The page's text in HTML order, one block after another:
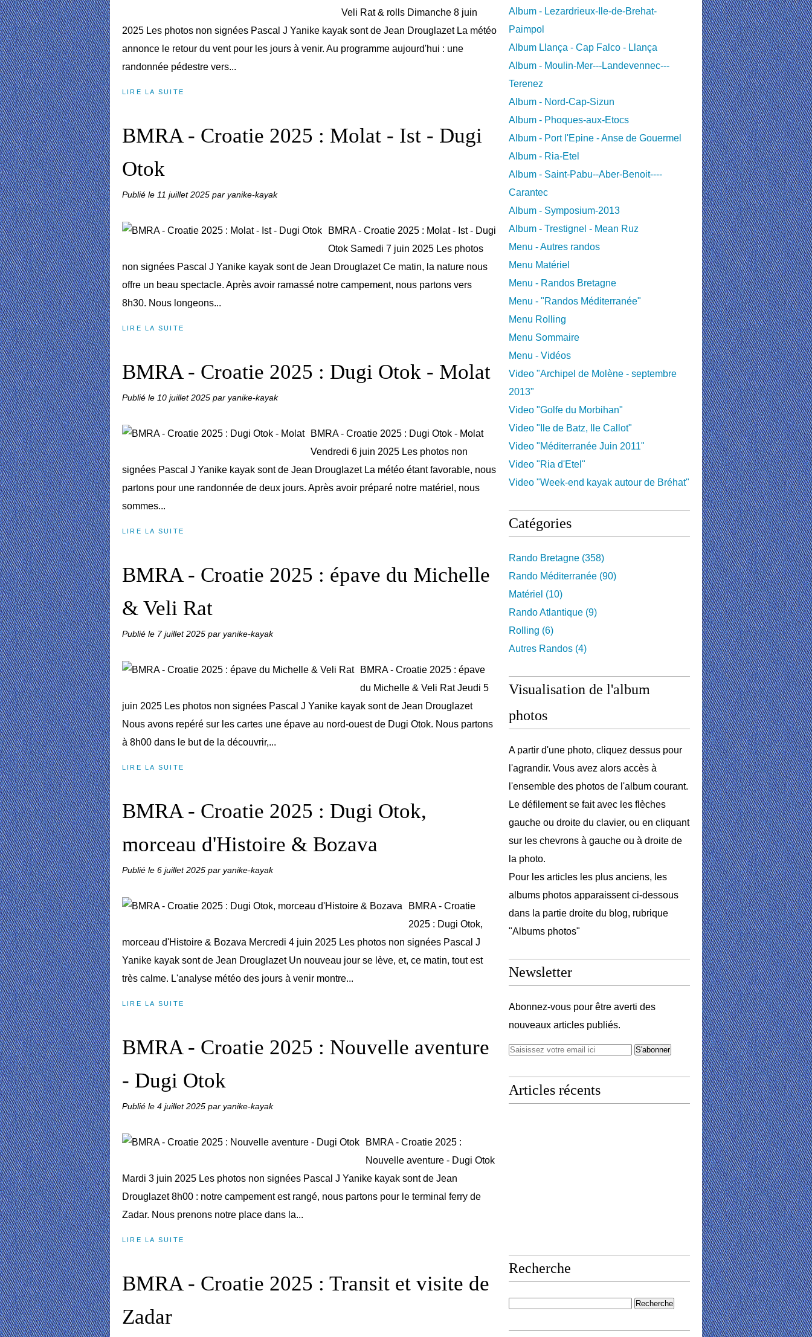
Veli Rat & rolls Dimanche 8 juin
2025 Les photos non signées Pascal J Yanike kayak sont de Jean Drouglazet La météo
annonce le retour du vent pour les jours à venir. Au programme aujourd'hui : une
randonnée pédestre vers...
LIRE LA SUITE
BMRA - Croatie 2025 : Molat - Ist - Dugi
Otok
Publié le 11 juillet 2025 par yanike-kayak
BMRA - Croatie 2025 : Molat - Ist - Dugi
Otok Samedi 7 juin 2025 Les photos
non signées Pascal J Yanike kayak sont de Jean Drouglazet Ce matin, la nature nous
offre un beau spectacle. Après avoir ramassé notre campement, nous partons vers
8h30. Nous longeons...
LIRE LA SUITE
BMRA - Croatie 2025 : Dugi Otok - Molat
Publié le 10 juillet 2025 par yanike-kayak
BMRA - Croatie 2025 : Dugi Otok - Molat
Vendredi 6 juin 2025 Les photos non
signées Pascal J Yanike kayak sont de Jean Drouglazet La météo étant favorable, nous
partons pour une randonnée de deux jours. Après avoir préparé notre matériel, nous
sommes...
LIRE LA SUITE
BMRA - Croatie 2025 : épave du Michelle
& Veli Rat
Publié le 7 juillet 2025 par yanike-kayak
BMRA - Croatie 2025 : épave
du Michelle & Veli Rat Jeudi 5
juin 2025 Les photos non signées Pascal J Yanike kayak sont de Jean Drouglazet
Nous avons repéré sur les cartes une épave au nord-ouest de Dugi Otok. Nous partons
à 8h00 dans le but de la découvrir,...
LIRE LA SUITE
BMRA - Croatie 2025 : Dugi Otok,
morceau d'Histoire & Bozava
Publié le 6 juillet 2025 par yanike-kayak
BMRA - Croatie
2025 : Dugi Otok,
morceau d'Histoire & Bozava Mercredi 4 juin 2025 Les photos non signées Pascal J
Yanike kayak sont de Jean Drouglazet Un nouveau jour se lève, et, ce matin, tout est
très calme. L'analyse météo des jours à venir montre...
LIRE LA SUITE
BMRA - Croatie 2025 : Nouvelle aventure
- Dugi Otok
Publié le 4 juillet 2025 par yanike-kayak
BMRA - Croatie 2025 :
Nouvelle aventure - Dugi Otok
Mardi 3 juin 2025 Les photos non signées Pascal J Yanike kayak sont de Jean
Drouglazet 8h00 : notre campement est rangé, nous partons pour le terminal ferry de
Zadar. Nous prenons notre place dans la...
LIRE LA SUITE
BMRA - Croatie 2025 : Transit et visite de
Zadar
Album - Lezardrieux-Ile-de-Brehat-
Paimpol
Album Llança - Cap Falco - Llança
Album - Moulin-Mer---Landevennec---
Terenez
Album - Nord-Cap-Sizun
Album - Phoques-aux-Etocs
Album - Port l'Epine - Anse de Gouermel
Album - Ria-Etel
Album - Saint-Pabu--Aber-Benoit----
Carantec
Album - Symposium-2013
Album - Trestignel - Mean Ruz
Menu - Autres randos
Menu Matériel
Menu - Randos Bretagne
Menu - "Randos Méditerranée"
Menu Rolling
Menu Sommaire
Menu - Vidéos
Video "Archipel de Molène - septembre
2013"
Video "Golfe du Morbihan"
Video "Ile de Batz, Ile Callot"
Video "Méditerranée Juin 2011"
Video "Ria d'Etel"
Video "Week-end kayak autour de Bréhat"
Catégories
Rando Bretagne (358)
Rando Méditerranée (90)
Matériel (10)
Rando Atlantique (9)
Rolling (6)
Autres Randos (4)
Visualisation de l'album
photos
A partir d'une photo, cliquez dessus pour
l'agrandir. Vous avez alors accès à
l'ensemble des photos de l'album courant.
Le défilement se fait avec les flèches
gauche ou droite du clavier, ou en cliquant
sur les chevrons à gauche ou à droite de
la photo.
Pour les articles les plus anciens, les
albums photos apparaissent ci-dessous
dans la partie droite du blog, rubrique
"Albums photos"
Newsletter
Abonnez-vous pour être averti des
nouveaux articles publiés.
Articles récents
Recherche